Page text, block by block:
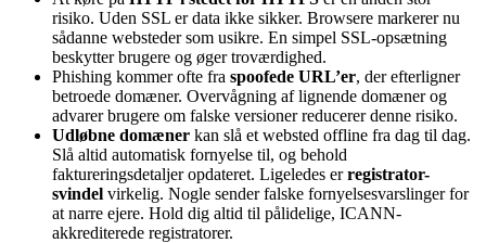
risiko. Uden SSL er data ikke sikker. Browsere markerer nu
sådanne websteder som usikre. En simpel SSL-opsætning
beskytter brugere og øger troværdighed.
Phishing kommer ofte fra spoofede URL’er, der efterligner
betroede domæner. Overvågning af lignende domæner og
advarer brugere om falske versioner reducerer denne risiko.
Udløbne domæner kan slå et websted offline fra dag til dag.
Slå altid automatisk fornyelse til, og behold
faktureringsdetaljer opdateret. Ligeledes erregistrator-
svindel virkelig. Nogle sender falske fornyelsesvarslinger for
at narre ejere. Hold dig altid til pålidelige, ICANN-
akkrediterede registratorer.